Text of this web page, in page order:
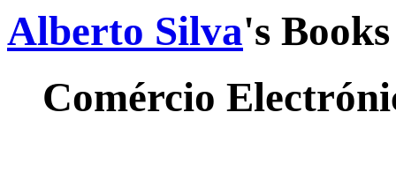
Alberto Silva's Books
Comércio